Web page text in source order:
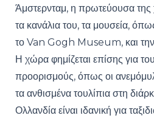
Άμστερνταμ, η πρωτεύουσα της
τα κανάλια του, τα μουσεία,
το Van Gogh Museum, και
Η χώρα φημίζεται επίσης για
προορισμούς, όπως οι
τα ανθισμένα τουλίπια στη
Ολλανδία είναι ιδανική για